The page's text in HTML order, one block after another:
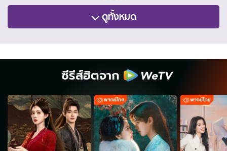
ดูทั้งหมด
ซีรีส์ฮิตจาก